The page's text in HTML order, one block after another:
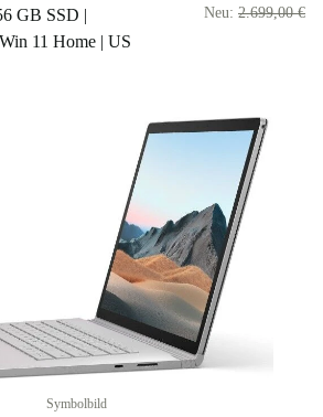
GB SSD |
11 Home | US
Neu: 2.699,00 €
Symbolbild